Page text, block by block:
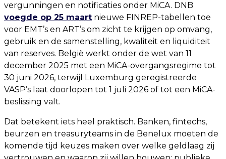
vergunningen en notificaties onder MiCA. DNB
voegde op 25 maart nieuwe FINREP-tabellen toe
voor EMT’s en ART’s om zicht te krijgen op omvang,
gebruik en de samenstelling, kwaliteit en liquiditeit
van reserves. België werkt onder de wet van 11
december 2025 met een MiCA-overgangsregime tot
30 juni 2026, terwijl Luxemburg geregistreerde
VASP’s laat doorlopen tot 1 juli 2026 of tot een MiCA-
beslissing valt.
Dat betekent iets heel praktisch. Banken, fintechs,
beurzen en treasuryteams in de Benelux moeten de
komende tijd keuzes maken over welke geldlaag zij